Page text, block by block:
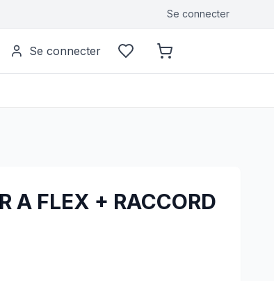
Se connecter
Se connecter
A FLEX + RACCORD